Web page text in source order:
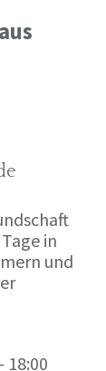
in
und
18:00